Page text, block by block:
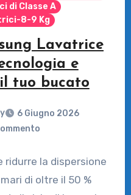
di Classe A
8-9 Kg
Lavatrice
e
tuo bucato
6 Giugno 2026
ridurre la dispersione
di oltre il 50 %